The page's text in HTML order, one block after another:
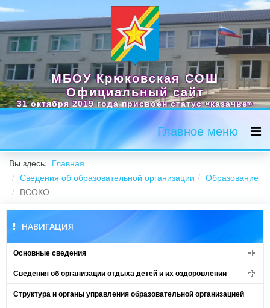
МБОУ Крюковская СОШ
Официальный сайт
31 октября 2019 года присвоен статус «казачье»
Главное меню
Вы здесь: Главная
Сведения об образовательной организации
Образование
ВСОКО
НАВИГАЦИЯ
Основные сведения
Сведения об организации отдыха детей и их оздоровлении
Структура и органы управления образовательной организацией